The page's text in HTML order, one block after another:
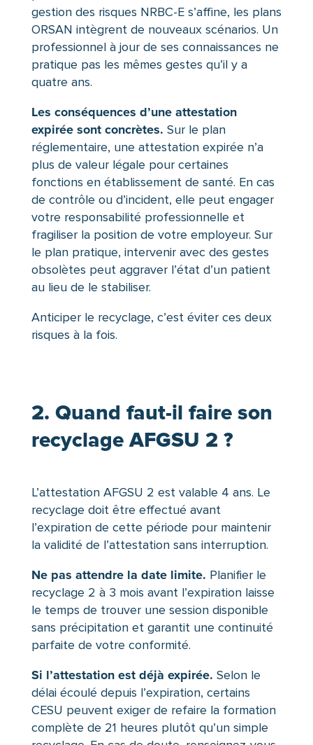
gestion des risques NRBC-E s’affine, les plans
ORSAN intègrent de nouveaux scénarios. Un
professionnel à jour de ses connaissances ne
pratique pas les mêmes gestes qu’il y a
quatre ans.
Les conséquences d’une attestation
expirée sont concrètes. Sur le plan
réglementaire, une attestation expirée n’a
plus de valeur légale pour certaines
fonctions en établissement de santé. En cas
de contrôle ou d’incident, elle peut engager
votre responsabilité professionnelle et
fragiliser la position de votre employeur. Sur
le plan pratique, intervenir avec des gestes
obsolètes peut aggraver l’état d’un patient
au lieu de le stabiliser.
Anticiper le recyclage, c’est éviter ces deux
risques à la fois.
2. Quand faut-il faire son
recyclage AFGSU 2 ?
L’attestation AFGSU 2 est valable 4 ans. Le
recyclage doit être effectué avant
l’expiration de cette période pour maintenir
la validité de l’attestation sans interruption.
Ne pas attendre la date limite. Planifier le
recyclage 2 à 3 mois avant l’expiration laisse
le temps de trouver une session disponible
sans précipitation et garantit une continuité
parfaite de votre conformité.
Si l’attestation est déjà expirée. Selon le
délai écoulé depuis l’expiration, certains
CESU peuvent exiger de refaire la formation
complète de 21 heures plutôt qu’un simple